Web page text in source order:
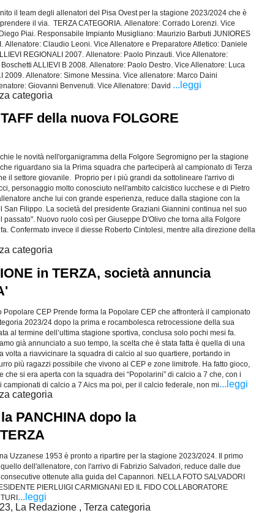
il team degli allenatori del Pisa Ovest per la stagione 2023/2024 che è
il via. TERZA CATEGORIA. Allenatore: Corrado Lorenzi. Vice
Piai. Responsabile Impianto Musigliano: Maurizio Barbuti JUNIORES
Allenatore: Claudio Leoni. Vice Allenatore e Preparatore Atletico: Daniele
REGIONALI 2007. Allenatore: Paolo Pinzauti. Vice Allenatore:
ALLIEVI B 2008. Allenatore: Paolo Destro. Vice Allenatore: Luca
2009. Allenatore: Simone Messina. Vice allenatore: Marco Daini
Giovanni Benvenuti. Vice Allenatore: David ...leggi
categoria
della nuova FOLGORE
le novità nell'organigramma della Folgore Segromigno per la stagione
riguardano sia la Prima squadra che parteciperà al campionato di Terza
il settore giovanile. Proprio per i più grandi da sottolineare l'arrivo di
personaggio molto conosciuto nell'ambito calcistico lucchese e di Pietro
anche lui con grande esperienza, reduce dalla stagione con la
San Filippo. La società del presidente Graziani Giannini continua nel suo
passato". Nuovo ruolo così per Giuseppe D'Olivo che torna alla Folgore
Confermato invece il diesse Roberto Cintolesi, mentre alla direzione della
categoria
in TERZA, società annuncia
Popolare CEP Prende forma la Popolare CEP che affronterà il campionato
2023/24 dopo la prima e rocambolesca retrocessione della sua
al termine dell’ultima stagione sportiva, conclusa solo pochi mesi fa.
già annunciato a suo tempo, la scelta che è stata fatta è quella di una
volta a riavvicinare la squadra di calcio al suo quartiere, portando in
più ragazzi possibile che vivono al CEP e zone limitrofe. Ha fatto gioco,
si era aperta con la squadra dei “Popolarini” di calcio a 7 che, con i
di calcio a 7 Aics ma poi, per il calcio federale, non mi...leggi
categoria
PANCHINA dopo la
Uzzanese 1953 è pronto a ripartire per la stagione 2023/2024. Il primo
dell'allenatore, con l'arrivo di Fabrizio Salvadori, reduce dalle due
ottenute alla guida del Capannori. NELLA FOTO SALVADORI
PIERLUIGI CARMIGNANI ED IL FIDO COLLABORATORE
...leggi
La Redazione , Terza categoria